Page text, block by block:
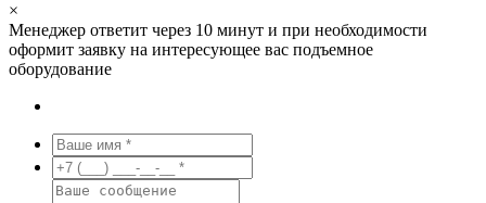
×
Менеджер ответит через 10 минут и при необходимости
оформит заявку на интересующее вас подъемное
оборудование